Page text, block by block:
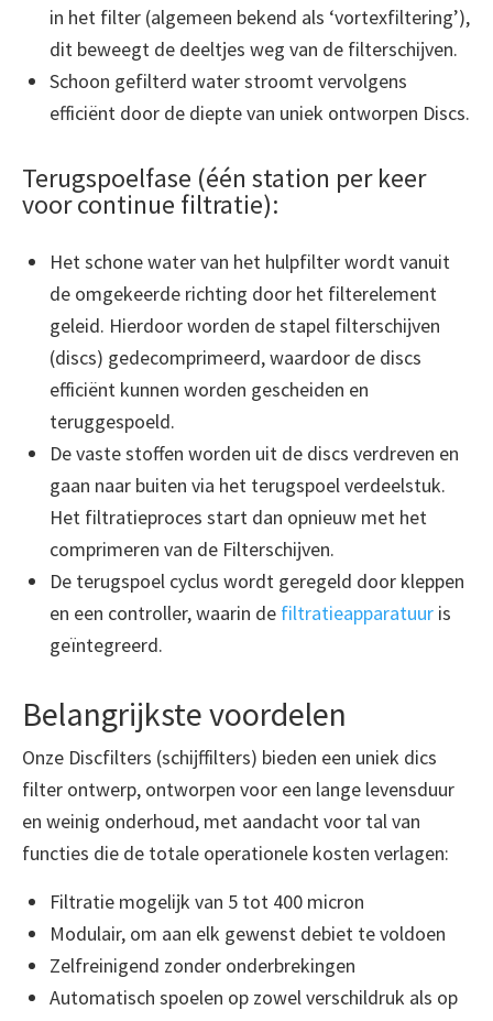
in het filter (algemeen bekend als ‘vortexfiltering’),
dit beweegt de deeltjes weg van de filterschijven.
Schoon gefilterd water stroomt vervolgens
efficiënt door de diepte van uniek ontworpen Discs.
Terugspoelfase (één station per keer
voor continue filtratie):
Het schone water van het hulpfilter wordt vanuit
de omgekeerde richting door het filterelement
geleid. Hierdoor worden de stapel filterschijven
(discs) gedecomprimeerd, waardoor de discs
efficiënt kunnen worden gescheiden en
teruggespoeld.
De vaste stoffen worden uit de discs verdreven en
gaan naar buiten via het terugspoel verdeelstuk.
Het filtratieproces start dan opnieuw met het
comprimeren van de Filterschijven.
De terugspoel cyclus wordt geregeld door kleppen
en een controller, waarin de filtratieapparatuur is
geïntegreerd.
Belangrijkste voordelen
Onze Discfilters (schijffilters) bieden een uniek dics
filter ontwerp, ontworpen voor een lange levensduur
en weinig onderhoud, met aandacht voor tal van
functies die de totale operationele kosten verlagen:
Filtratie mogelijk van 5 tot 400 micron
Modulair, om aan elk gewenst debiet te voldoen
Zelfreinigend zonder onderbrekingen
Automatisch spoelen op zowel verschildruk als op